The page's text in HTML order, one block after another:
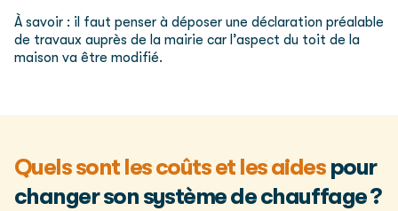
À savoir : il faut penser à déposer une déclaration préalable
de travaux auprès de la mairie car l’aspect du toit de la
maison va être modifié.
Quels sont les coûts et les aidespour
changer son système de chauffage ?